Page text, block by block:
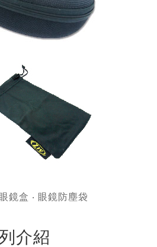
鏡盒 ‧ 眼鏡防塵袋
介紹